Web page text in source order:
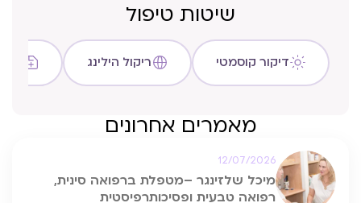
שיטות טיפול
דיקור קוסמטי ריקול הילינג
מאמרים אחרונים
מיכל שלזינגר –מטפלת ברפואה סינית,
רפואה טבעית ופסיכותרפיסטית
12/07/2026